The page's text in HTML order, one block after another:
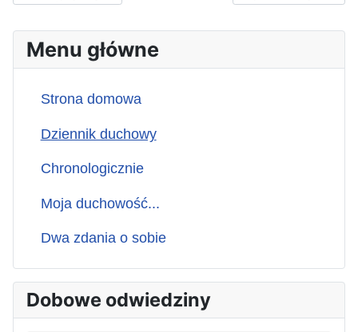
Menu główne
Strona domowa
Dziennik duchowy
Chronologicznie
Moja duchowość...
Dwa zdania o sobie
Dobowe odwiedziny